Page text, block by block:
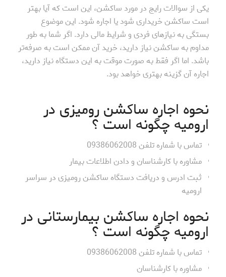
یکی از سوالات رایج در مورد ساکشن، این است که آیا بهتر
است ساکشن خریداری شود یا اجاره شود. این موضوع
بستگی به نیازهای فردی و شرایط مالی دارد. اگر شما به طور
مداوم به ساکشن نیاز دارید، خرید آن ممکن است به صرفه‌تر
باشد. اما اگر فقط به صورت موقت به این دستگاه نیاز دارید،
اجاره آن گزینه بهتری خواهد بود.
نحوه اجاره ساکشن رومیزی در
ارومیه چگونه است ؟
تماس با شماره تلفن 09386062008
مشاوره با کارشناسان و دادن اطلاعات بیمار
ثبت ادرس و دریافت دستگاه ساکشن رومیزی در سراسر
ارومیه
نحوه اجاره ساکشن بیمارستانی در
ارومیه چگونه است ؟
تماس با شماره تلفن 09386062008
مشاوره با کارشناسان